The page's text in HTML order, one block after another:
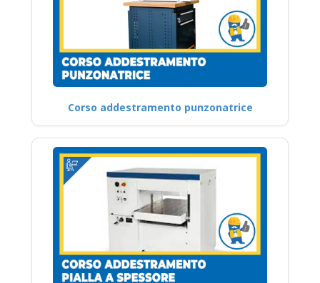
Corso addestramento punzonatrice